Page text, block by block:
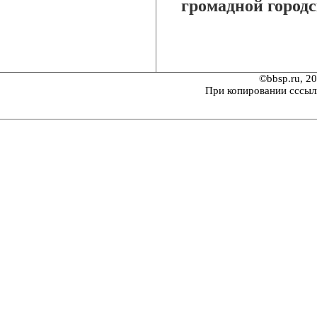
громадной
©bbsp.ru,
При копировании